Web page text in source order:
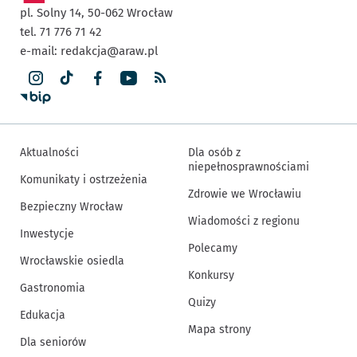
pl. Solny 14, 50-062 Wrocław
tel. 71 776 71 42
e-mail: redakcja@araw.pl
Aktualności
Komunikaty i ostrzeżenia
Bezpieczny Wrocław
Inwestycje
Wrocławskie osiedla
Gastronomia
Edukacja
Dla seniorów
Dla osób z
niepełnosprawnościami
Zdrowie we Wrocławiu
Wiadomości z regionu
Polecamy
Konkursy
Quizy
Mapa strony